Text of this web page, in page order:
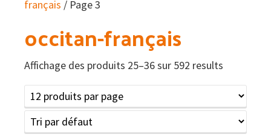
français / Page 3
occitan-français
Affichage des produits 25–36 sur 592 results